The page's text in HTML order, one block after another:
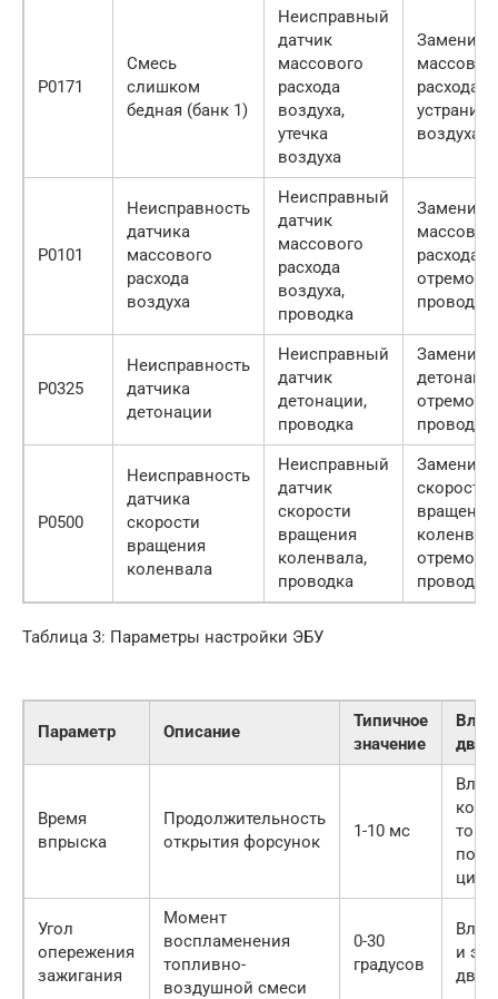
P0171
Смесь
слишком
бедная (банк 1)
Неисправный
датчик
массового
расхода
воздуха,
утечка
воздуха
Заменить
расхода
устранить
воздуха
P0101
Неисправность
датчика
массового
расхода
воздуха
Неисправный
датчик
массового
расхода
воздуха,
проводка
Заменить
расхода
проводку
P0325
Неисправность
датчика
детонации
Неисправный
датчик
детонации,
проводка
Заменить
проводку
P0500
Неисправность
датчика
скорости
вращения
коленвала
Неисправный
датчик
скорости
вращения
коленвала,
проводка
Заменить
скорости
вращения
проводку
Таблица 3: Параметры настройки ЭБУ
Параметр Описание
Типичное
значение
Время
впрыска
Продолжительность
открытия форсунок
1-10 мс
Угол
опережения
зажигания
Момент
воспламенения
топливно-
воздушной смеси
0-30
градусов
и